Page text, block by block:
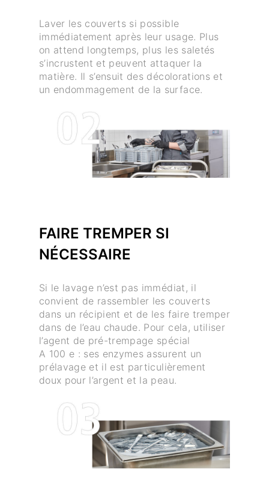
Laver les couverts si possible
immédiatement après leur usage. Plus
on attend longtemps, plus les saletés
s’incrustent et peuvent attaquer la
matière. Il s’ensuit des décolorations et
un endommagement de la surface.
FAIRE TREMPER SI
NÉCESSAIRE
Si le lavage n’est pas immédiat, il
convient de rassembler les couverts
dans un récipient et de les faire tremper
dans de l’eau chaude. Pour cela, utiliser
l’agent de pré-trempage spécial
A 100 e : ses enzymes assurent un
prélavage et il est particulièrement
doux pour l’argent et la peau.